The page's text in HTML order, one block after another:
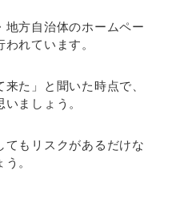
地方自治体のホームペー
れています。
た」と聞いた時点で、
ましょう。
てもリスクがあるだけな
。